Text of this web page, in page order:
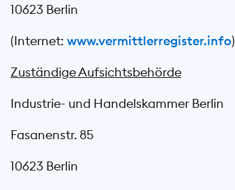
10623 Berlin
(Internet: www.vermittlerregister.info)
Zuständige Aufsichtsbehörde
Industrie- und Handelskammer Berlin
Fasanenstr. 85
10623 Berlin